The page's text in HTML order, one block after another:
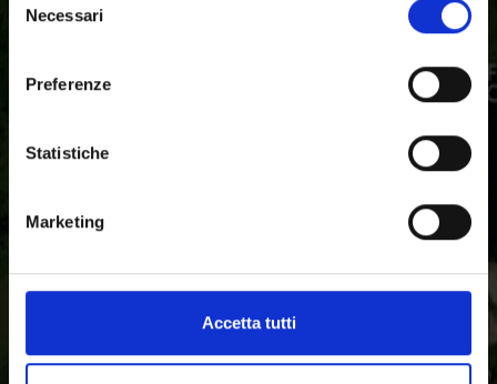
delNecessari
Preferenze
Statistiche
Marketing
Accetta tutti
Passo dello Stelvio e Castel Juval: l’area vacanze Val